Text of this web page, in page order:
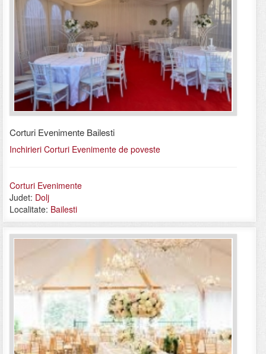
Corturi Evenimente Bailesti
Inchirieri Corturi Evenimente de poveste
Corturi Evenimente
Judet: Dolj
Localitate: Bailesti